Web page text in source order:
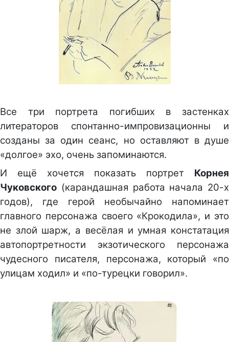
Все три портрета погибших в застенках
литераторов спонтанно-импровизационны и
созданы за один сеанс, но оставляют в душе
«долгое» эхо, очень запоминаются.
И ещё хочется показать портрет Корнея
Чуковского (карандашная работа начала 20-х
годов), где герой необычайно напоминает
главного персонажа своего «Крокодила», и это
не злой шарж, а весёлая и умная констатация
автопортретности экзотического персонажа
чудесного писателя, персонажа, который «по
улицам ходил» и «по-турецки говорил».